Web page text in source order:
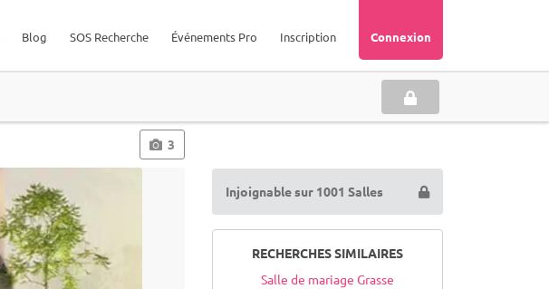
Connexion
Inscription
Événements Pro
SOS Recherche
Blog
3
Injoignable sur 1001 Salles
RECHERCHES SIMILAIRES
Salle de mariage Grasse